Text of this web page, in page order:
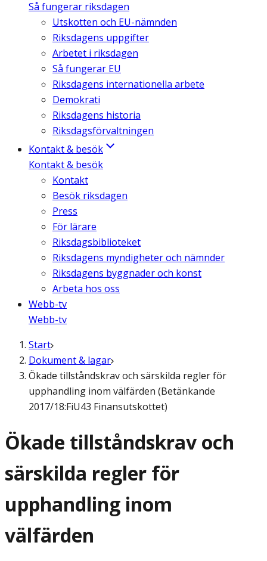
Så fungerar riksdagen
Utskotten och EU-nämnden
Riksdagens uppgifter
Arbetet i riksdagen
Så fungerar EU
Riksdagens internationella arbete
Demokrati
Riksdagens historia
Riksdagsförvaltningen
Kontakt & besök
Kontakt & besök
Kontakt
Besök riksdagen
Press
För lärare
Riksdagsbiblioteket
Riksdagens myndigheter och nämnder
Riksdagens byggnader och konst
Arbeta hos oss
Webb-tv
Webb-tv
Start
Dokument & lagar
Ökade tillståndskrav och särskilda regler för
upphandling inom välfärden (Betänkande
2017/18:FiU43 Finansutskottet)
Ökade tillståndskrav och
särskilda regler för
upphandling inom
välfärden